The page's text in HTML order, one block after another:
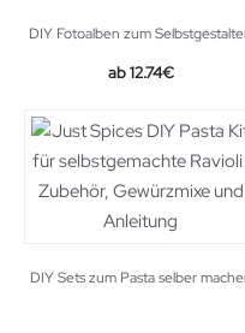
DIY Fotoalben zum
Original
was:
12.74€Current
is:
DIY Sets zum Pasta selber